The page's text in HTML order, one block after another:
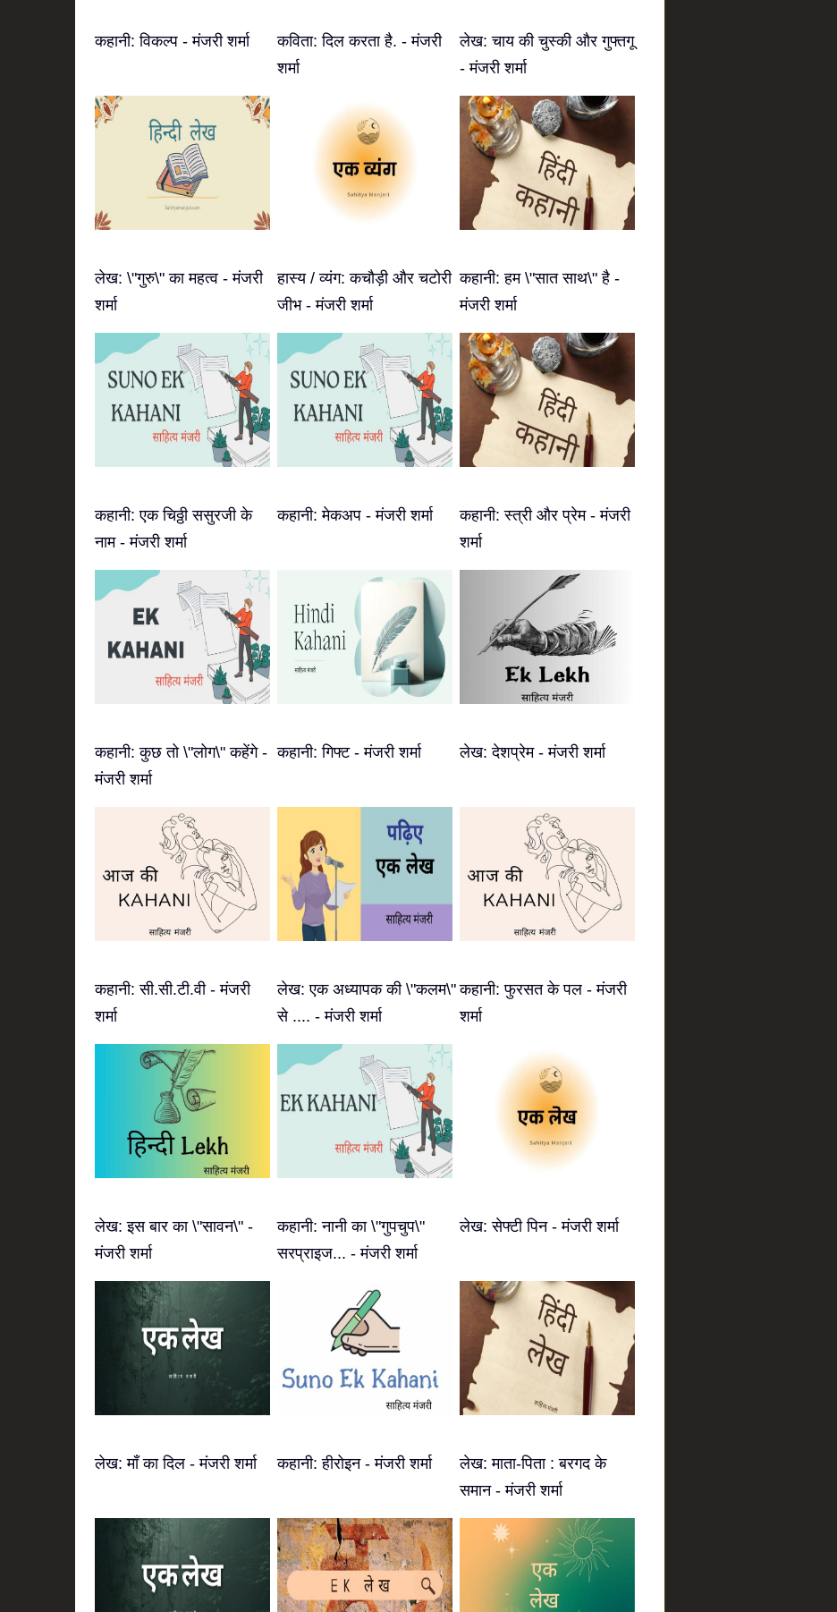
कहानी: विकल्प - मंजरी शर्मा
कविता: दिल करता है. - मंजरी
शर्मा
लेख: चाय की चुस्की और गुफ्तगू
- मंजरी शर्मा
लेख: \"गुरु\" का महत्व - मंजरी
शर्मा
हास्य / व्यंग: कचौड़ी और चटोरी
जीभ - मंजरी शर्मा
कहानी: हम \"सात साथ\" है -
मंजरी शर्मा
कहानी: एक चिठ्ठी ससुरजी के
नाम - मंजरी शर्मा
कहानी: मेकअप - मंजरी शर्मा
कहानी: स्त्री और प्रेम - मंजरी
शर्मा
कहानी: कुछ तो \"लोग\" कहेंगे -
मंजरी शर्मा
कहानी: गिफ्ट - मंजरी शर्मा लेख: देशप्रेम - मंजरी शर्मा
कहानी: सी.सी.टी.वी - मंजरी
शर्मा
लेख: एक अध्यापक की \"कलम\"
से .... - मंजरी शर्मा
कहानी: फुरसत के पल - मंजरी
शर्मा
लेख: इस बार का \"सावन\" -
मंजरी शर्मा
कहानी: नानी का \"गुपचुप\"
सरप्राइज... - मंजरी शर्मा
लेख: सेफ्टी पिन - मंजरी शर्मा
लेख: माँ का दिल - मंजरी शर्मा कहानी: हीरोइन - मंजरी शर्मा
लेख: माता-पिता : बरगद के
समान - मंजरी शर्मा